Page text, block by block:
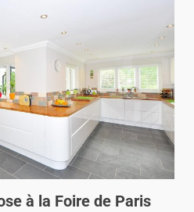
à la Foire de Paris